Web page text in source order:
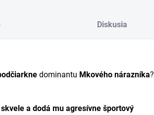
Diskusia
dominantu Mkového nárazníka?
a dodá mu agresívne športový